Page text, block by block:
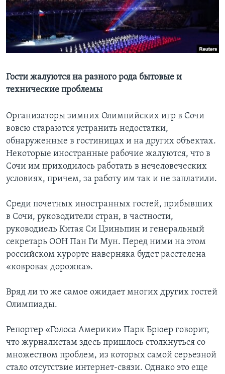
Learning English
СОЦИАЛЬНЫЕ СЕТИ
Языки
Гости жалуются на разного рода бытовые и
технические проблемы
Организаторы зимних Олимпийских игр в Сочи
вовсю стараются устранить недостатки,
обнаруженные в гостиницах и на других объектах.
Некоторые иностранные рабочие жалуются, что в
Сочи им приходилось работать в нечеловеческих
условиях, причем, за работу им так и не заплатили.
Среди почетных иностранных гостей, прибывших
в Сочи, руководители стран, в частности,
руководиель Китая Си Цзиньпин и генеральный
секретарь ООН Пан Ги Мун. Перед ними на этом
российском курорте наверняка будет расстелена
«ковровая дорожка».
Вряд ли то же самое ожидает многих других гостей
Олимпиады.
Репортер «Голоса Америки» Парк Брюер говорит,
что журналистам здесь пришлось столкнуться со
множеством проблем, из которых самой серьезной
стало отсутствие интернет-связи. Однако это еще